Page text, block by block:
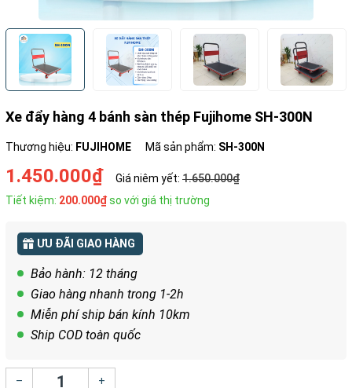
Xe đẩy hàng 4 bánh sàn thép Fujihome SH-300N
Thương hiệu: FUJIHOME Mã sản phẩm: SH-300N
1.450.000₫ Giá niêm yết: 1.650.000₫
Tiết kiệm: 200.000₫so với giá thị trường
ƯU ĐÃI GIAO HÀNG
Bảo hành: 12 tháng
Giao hàng nhanh trong 1-2h
Miễn phí ship bán kính 10km
Ship COD toàn quốc
– +